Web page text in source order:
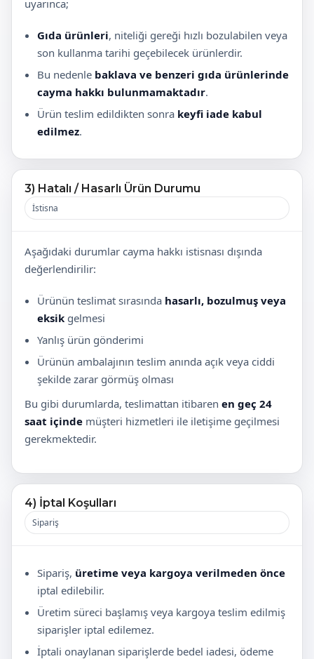
uyarınca;
Gıda ürünleri, niteliği gereği hızlı bozulabilen veya
son kullanma tarihi geçebilecek ürünlerdir.
Bu nedenle baklava ve benzeri gıda ürünlerinde
cayma hakkı bulunmamaktadır.
Ürün teslim edildikten sonra keyfi iade kabul
edilmez.
3) Hatalı / Hasarlı Ürün Durumu
İstisna
Aşağıdaki durumlar cayma hakkı istisnası dışında
değerlendirilir:
Ürünün teslimat sırasında hasarlı, bozulmuş veya
eksik gelmesi
Yanlış ürün gönderimi
Ürünün ambalajının teslim anında açık veya ciddi
şekilde zarar görmüş olması
Bu gibi durumlarda, teslimattan itibaren en geç 24
saat içinde müşteri hizmetleri ile iletişime geçilmesi
gerekmektedir.
4) İptal Koşulları
Sipariş
Sipariş, üretime veya kargoya verilmeden önce
iptal edilebilir.
Üretim süreci başlamış veya kargoya teslim edilmiş
siparişler iptal edilemez.
İptali onaylanan siparişlerde bedel iadesi, ödeme